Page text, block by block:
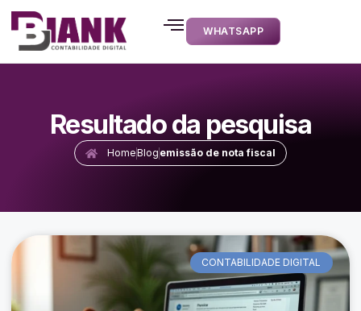
WHATSAPP
Resultado da pesquisa
HomeBlog emissão de nota fiscal
CONTABILIDADE DIGITAL